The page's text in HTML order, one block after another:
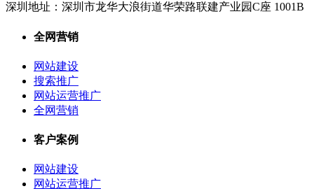
深圳地址： 深圳市龙华大浪街道华荣路联建产业园C座 1001B
全网营销
网站建设
搜索推广
网站运营推广
全网营销
客户案例
网站建设
网站运营推广